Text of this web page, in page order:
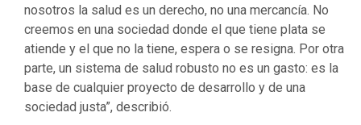
nosotros la salud es un derecho, no una mercancía. No
creemos en una sociedad donde el que tiene plata se
atiende y el que no la tiene, espera o se resigna. Por otra
parte, un sistema de salud robusto no es un gasto: es la
base de cualquier proyecto de desarrollo y de una
sociedad justa”, describió.